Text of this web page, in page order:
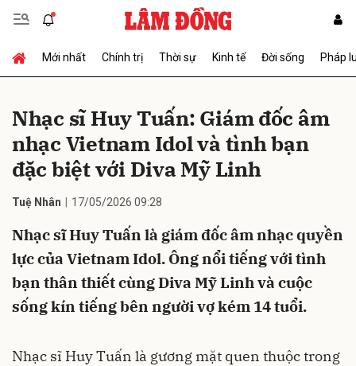
Mới nhất Chính trị Thời sự Kinh tế Đời sống Pháp
Nhạc sĩ Huy Tuấn: Giám đốc âm
nhạc Vietnam Idol và tình bạn
đặc biệt với Diva Mỹ Linh
Tuệ Nhân 17/05/2026 09:28
Nhạc sĩ Huy Tuấn là giám đốc âm nhạc quyền
lực của Vietnam Idol. Ông nổi tiếng với tình
bạn thân thiết cùng Diva Mỹ Linh và cuộc
sống kín tiếng bên người vợ kém 14 tuổi.
Nhạc sĩ Huy Tuấn là gương mặt quen thuộc trong
Gửi bình luận
Hủy Gửi